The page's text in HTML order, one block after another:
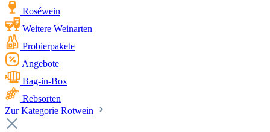
Roséwein
Weitere Weinarten
Probierpakete
Angebote
Bag-in-Box
Rebsorten
Zur Kategorie Rotwein